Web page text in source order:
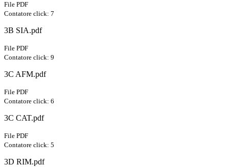
File PDF
Contatore click: 7
3B SIA.pdf
File PDF
Contatore click: 9
3C AFM.pdf
File PDF
Contatore click: 6
3C CAT.pdf
File PDF
Contatore click: 5
3D RIM.pdf